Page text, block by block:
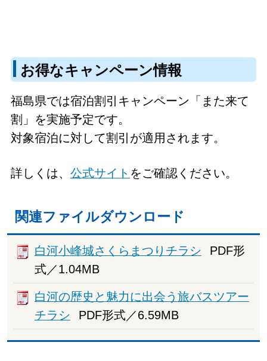
お得なキャンペーン情報
福島県では宿泊割引キャンペーン「また来て
割」を実施予定です。
対象宿泊に対して割引が適用されます。
詳しくは、 公式サイト をご確認ください。
関連ファイルダウンロード
白河小峰城さくらまつりチラシ
PDF形
式／1.04MB
白河の歴史と魅力に出会う旅バスツアー
チラシ
PDF形式／6.59MB